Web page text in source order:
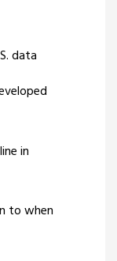
data
in
to when